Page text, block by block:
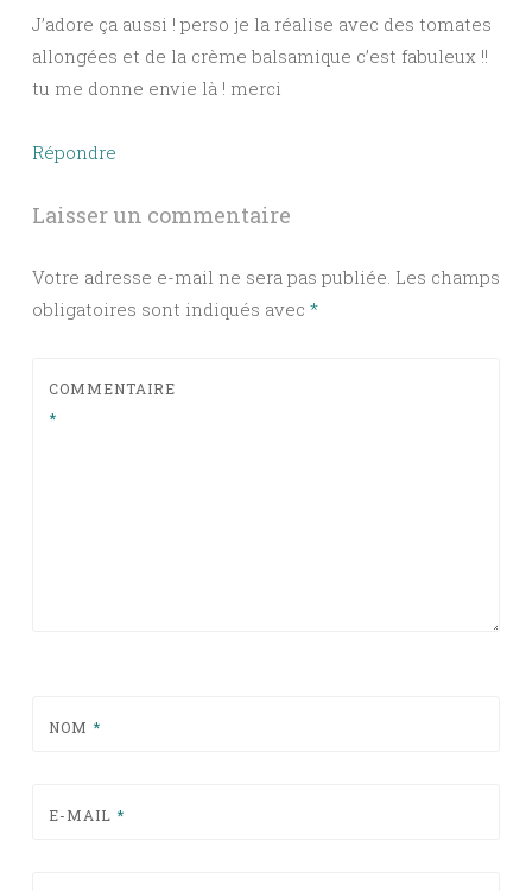
J’adore ça aussi ! perso je la réalise avec des tomates
allongées et de la crème balsamique c’est fabuleux !!
tu me donne envie là ! merci
Répondre
Laisser un commentaire
Votre adresse e-mail ne sera pas publiée. Les champs
obligatoires sont indiqués avec *
COMMENTAIRE
*
NOM *
E-MAIL *